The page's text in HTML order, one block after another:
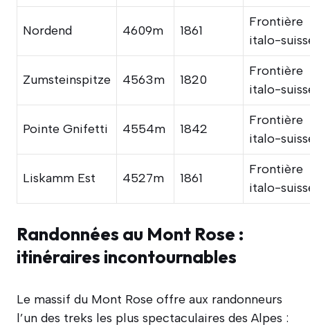
Nordend 4609m 1861
Frontière
italo-
Zumsteinspitze 4563m 1820
Frontière
italo-
Pointe Gnifetti 4554m 1842
Frontière
italo-
Liskamm Est 4527m 1861
Frontière
italo-
Randonnées au Mont Rose :
itinéraires incontournables
Le massif du Mont Rose offre aux randonneurs
l’un des treks les plus spectaculaires des Alpes :